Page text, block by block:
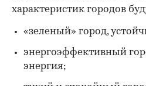
характеристик городов
«зеленый» город,
энергоэффективный
энергия;